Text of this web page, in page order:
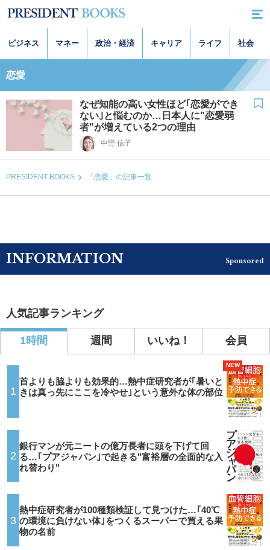
ビジネス マネー 政治・経済 キャリア ライフ 社会
恋愛
なぜ知能の高い女性ほど｢恋愛ができ
ない｣と悩むのか…日本人に"恋愛弱
者"が増えている2つの理由
中野 信子
PRESIDENT BOOKS 「恋愛」の記事一覧
INFORMATION Sponsored
人気記事ランキング
1時間 週間 いいね！ 会員
1
首よりも脇よりも効果的…熱中症研究者が｢暑いと
きは真っ先にここを冷やせ｣という意外な体の部位
NEW
2
銀行マンが元ニートの億万長者に頭を下げて回
る…｢プアジャパン｣で起きる"富裕層の全面的な入
れ替わり"
3
熱中症研究者が100種類検証して見つけた…｢40℃
の環境に負けない体｣をつくるスーパーで買える果
物の名前